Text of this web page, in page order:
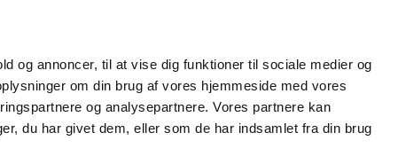
og annoncer, til at vise dig funktioner til sociale medier og
om din brug af vores hjemmeside med vores
og analysepartnere. Vores partnere kan
du har givet dem, eller som de har indsamlet fra din brug
Nyheder Om os Kontakt Udgivelser
Tilskud og
Apoteker og salg af
Medicinsk